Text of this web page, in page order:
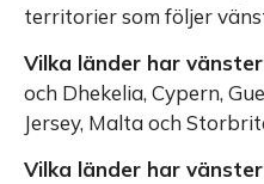
territorier som följer
Vilka länder har
och Dhekelia, Cypern,
Jersey, Malta och
Vilka länder har